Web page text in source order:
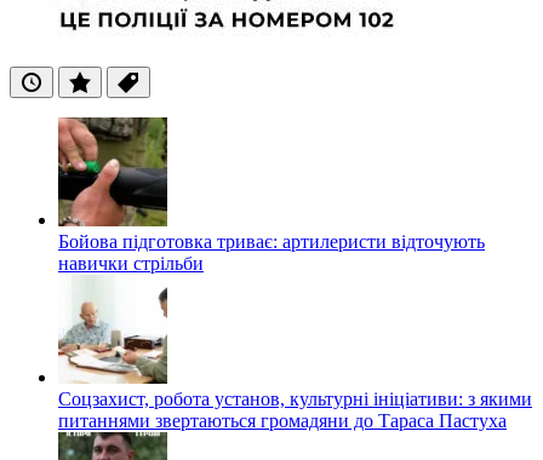
ОстанніПопулярні
Теги
Бойова підготовка триває: артилеристи відточують
навички стрільби
Соцзахист, робота установ, культурні ініціативи: з якими
питаннями звертаються громадяни до Тараса Пастуха